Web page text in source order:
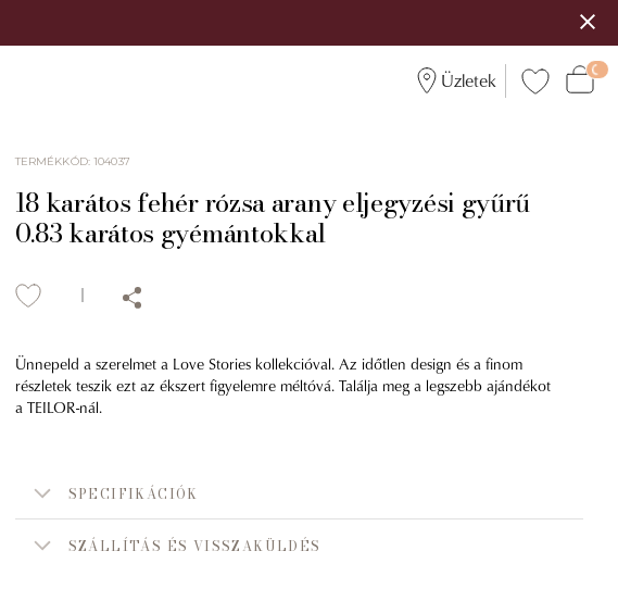
Üzletek
TERMÉKKÓD:104037
18 karátos fehér rózsa arany eljegyzési gyűrű
0.83 karátos gyémántokkal
Ünnepeld a szerelmet a Love Stories kollekcióval. Az időtlen design és a finom
részletek teszik ezt az ékszert figyelemre méltóvá. Találja meg a legszebb ajándékot
a TEILOR-nál.
SPECIFIKÁCIÓK
SZÁLLÍTÁS ÉS VISSZAKÜLDÉS